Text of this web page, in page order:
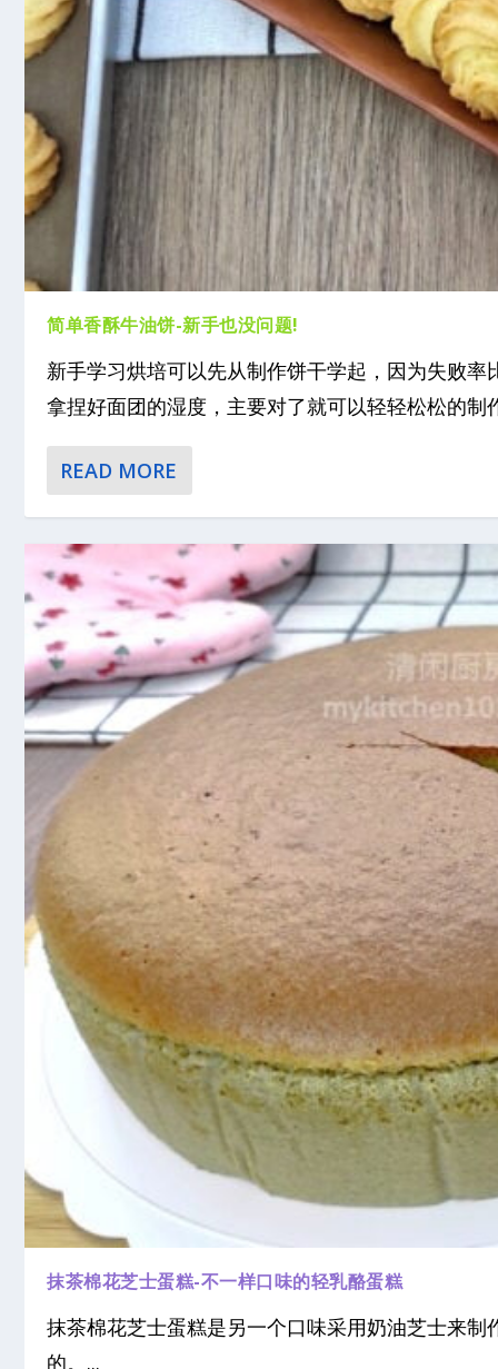
简单香酥牛油饼-新手也没问题!
新手学习烘培可以先从制作饼干学起，因为失败
拿捏好面团的湿度，主要对了就可以轻轻松松的制
READ MORE
抹茶棉花芝士蛋糕-不一样口味的轻乳酪蛋糕
抹茶棉花芝士蛋糕是另一个口味采用奶油芝士来
的。...